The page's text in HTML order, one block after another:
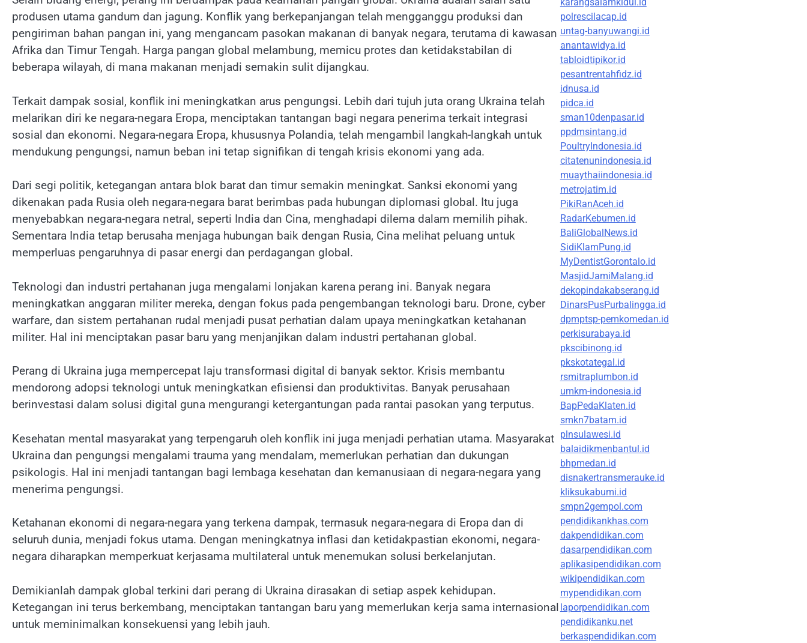
produsen utama gandum dan jagung. Konflik yang berkepanjangan telah mengganggu produksi dan
pengiriman bahan pangan ini, yang mengancam pasokan makanan di banyak negara, terutama di kawasan
Afrika dan Timur Tengah. Harga pangan global melambung, memicu protes dan ketidakstabilan di
beberapa wilayah, di mana makanan menjadi semakin sulit dijangkau.
Terkait dampak sosial, konflik ini meningkatkan arus pengungsi. Lebih dari tujuh juta orang Ukraina telah
melarikan diri ke negara-negara Eropa, menciptakan tantangan bagi negara penerima terkait integrasi
sosial dan ekonomi. Negara-negara Eropa, khususnya Polandia, telah mengambil langkah-langkah untuk
mendukung pengungsi, namun beban ini tetap signifikan di tengah krisis ekonomi yang ada.
Dari segi politik, ketegangan antara blok barat dan timur semakin meningkat. Sanksi ekonomi yang
dikenakan pada Rusia oleh negara-negara barat berimbas pada hubungan diplomasi global. Itu juga
menyebabkan negara-negara netral, seperti India dan Cina, menghadapi dilema dalam memilih pihak.
Sementara India tetap berusaha menjaga hubungan baik dengan Rusia, Cina melihat peluang untuk
memperluas pengaruhnya di pasar energi dan perdagangan global.
Teknologi dan industri pertahanan juga mengalami lonjakan karena perang ini. Banyak negara
meningkatkan anggaran militer mereka, dengan fokus pada pengembangan teknologi baru. Drone, cyber
warfare, dan sistem pertahanan rudal menjadi pusat perhatian dalam upaya meningkatkan ketahanan
militer. Hal ini menciptakan pasar baru yang menjanjikan dalam industri pertahanan global.
Perang di Ukraina juga mempercepat laju transformasi digital di banyak sektor. Krisis membantu
mendorong adopsi teknologi untuk meningkatkan efisiensi dan produktivitas. Banyak perusahaan
berinvestasi dalam solusi digital guna mengurangi ketergantungan pada rantai pasokan yang terputus.
Kesehatan mental masyarakat yang terpengaruh oleh konflik ini juga menjadi perhatian utama. Masyarakat
Ukraina dan pengungsi mengalami trauma yang mendalam, memerlukan perhatian dan dukungan
psikologis. Hal ini menjadi tantangan bagi lembaga kesehatan dan kemanusiaan di negara-negara yang
menerima pengungsi.
Ketahanan ekonomi di negara-negara yang terkena dampak, termasuk negara-negara di Eropa dan di
seluruh dunia, menjadi fokus utama. Dengan meningkatnya inflasi dan ketidakpastian ekonomi, negara-
negara diharapkan memperkuat kerjasama multilateral untuk menemukan solusi berkelanjutan.
Demikianlah dampak global terkini dari perang di Ukraina dirasakan di setiap aspek kehidupan.
Ketegangan ini terus berkembang, menciptakan tantangan baru yang memerlukan kerja sama internasional
untuk meminimalkan konsekuensi yang lebih jauh.
polrescilacap.id
untag-banyuwangi.id
anantawidya.id
tabloidtipikor.id
pesantrentahfidz.id
idnusa.id
pidca.id
sman10denpasar.id
ppdmsintang.id
PoultryIndonesia.id
citatenunindonesia.id
muaythaiindonesia.id
metrojatim.id
PikiRanAceh.id
RadarKebumen.id
BaliGlobalNews.id
SidiKlamPung.id
MyDentistGorontalo.id
MasjidJamiMalang.id
dekopindakabserang.id
DinarsPusPurbalingga.id
dpmptsp-pemkomedan.id
perkisurabaya.id
pkscibinong.id
pkskotategal.id
rsmitraplumbon.id
umkm-indonesia.id
BapPedaKlaten.id
smkn7batam.id
plnsulawesi.id
balaidikmenbantul.id
bhpmedan.id
disnakertransmerauke.id
kliksukabumi.id
smpn2gempol.com
pendidikankhas.com
dakpendidikan.com
dasarpendidikan.com
aplikasipendidikan.com
wikipendidikan.com
mypendidikan.com
laporpendidikan.com
pendidikanku.net
berkaspendidikan.com